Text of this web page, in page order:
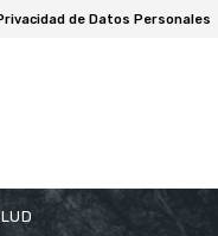
de Datos Personales